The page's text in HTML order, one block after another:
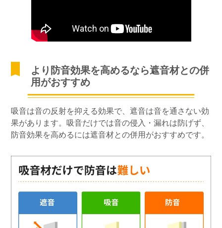
より防音効果を高めるなら遮音材との併
用がおすすめ
吸音は音の反射を抑える効果で、遮音は音を通さない効
果があります。吸音だけでは音の侵入・漏れは防げず、
防音効果を高めるには遮音材との併用がおすすめです。